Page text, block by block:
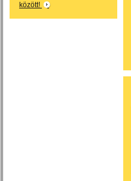
között!